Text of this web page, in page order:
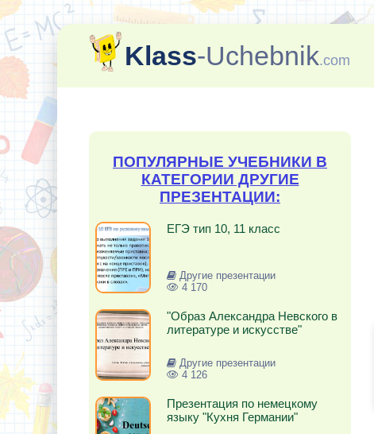
Klass-Uchebnik.com
ПОПУЛЯРНЫЕ УЧЕБНИКИ В
КАТЕГОРИИ ДРУГИЕ
ПРЕЗЕНТАЦИИ:
ЕГЭ тип 10, 11 класс
Другие презентации
4 170
"Образ Александра Невского в
литературе и искусстве"
Другие презентации
4 126
Презентация по немецкому
языку "Кухня Германии"